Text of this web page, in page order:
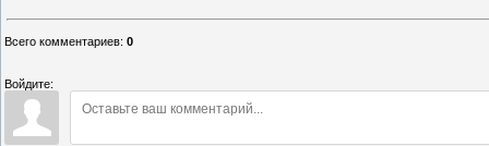
Всего комментариев: 0
Войдите: